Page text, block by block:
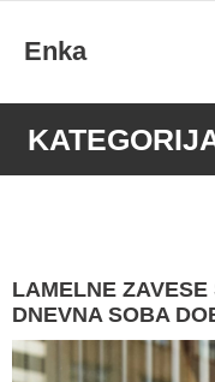
Enka
LAMELNE
DNEVNA SOBA